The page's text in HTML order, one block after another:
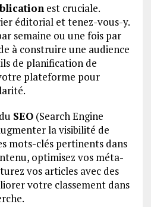
est cruciale.
éditorial et tenez-vous-y.
semaine ou une fois par
à construire une audience
de planification de
plateforme pour
SEO(Search Engine
la visibilité de
mots-clés pertinents dans
optimisez vos méta-
vos articles avec des
votre classement dans